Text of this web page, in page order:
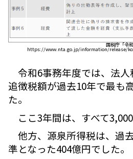
国税庁「令
https://www.nta.go.jp/information/release/
令和6事務年度では、法
追徴税額が過去10年で最も
た。
ここ3年間は、すべて
他方、源泉所得税は、過
準となった404億円でした。